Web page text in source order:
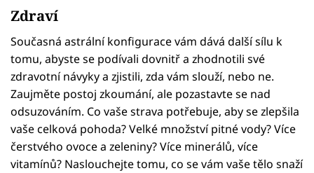
Zdraví
Současná astrální konfigurace vám dává další sílu k
tomu, abyste se podívali dovnitř a zhodnotili své
zdravotní návyky a zjistili, zda vám slouží, nebo ne.
Zaujměte postoj zkoumání, ale pozastavte se nad
odsuzováním. Co vaše strava potřebuje, aby se zlepšila
vaše celková pohoda? Velké množství pitné vody? Více
čerstvého ovoce a zeleniny? Více minerálů, více
vitamínů? Naslouchejte tomu, co se vám vaše tělo snaží